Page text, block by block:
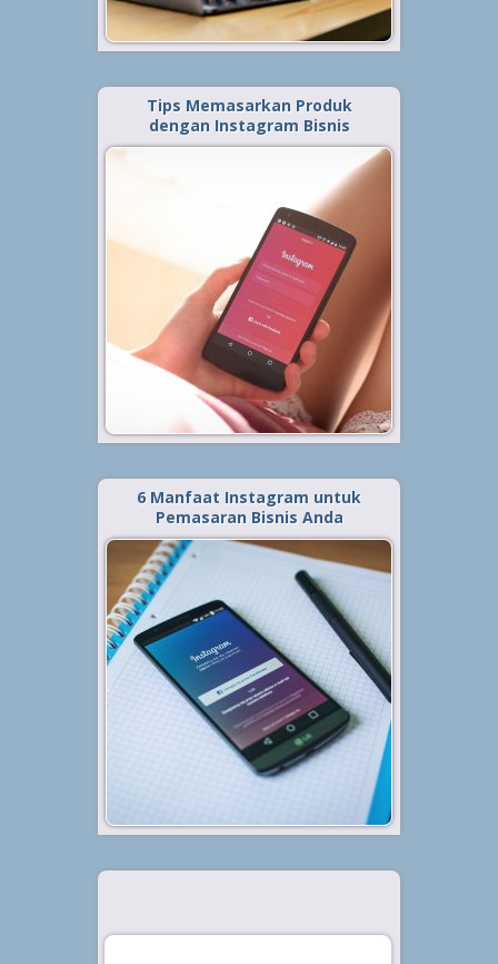
Baca Selengkapnya »
Tips Memasarkan Produk
dengan Instagram Bisnis
Diterbitkan tanggal 7 Mar 2019, dalam kategori
Instagram menjadi salah satu
sosial media yang banyak
digunakan beberapa tahun
belakangan. Pada tahun 2018
silam saja, pengguna sosial media
yang satu ini dikatakan tembus
lebih dari 1 miliar. Indonesia
sendiri menjadi...
Baca Selengkapnya »
6 Manfaat Instagram untuk
Pemasaran Bisnis Anda
Diterbitkan tanggal 4 Jan 2019, dalam kategori
Para pebisnis dan pengusaha
belakangan sudah mulai akrab
dengan keberadaan sosial media.
Pasalnya, kini sosial media tak
hanya digunakan untuk media
komunikasi dengan kerabat atau
teman yang tinggal jauh, namun
juga dapat...